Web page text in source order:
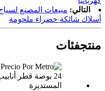
التالي: مبيعات المصنع
أسلاك شائكة خضراء ملحومة
منتجفئات